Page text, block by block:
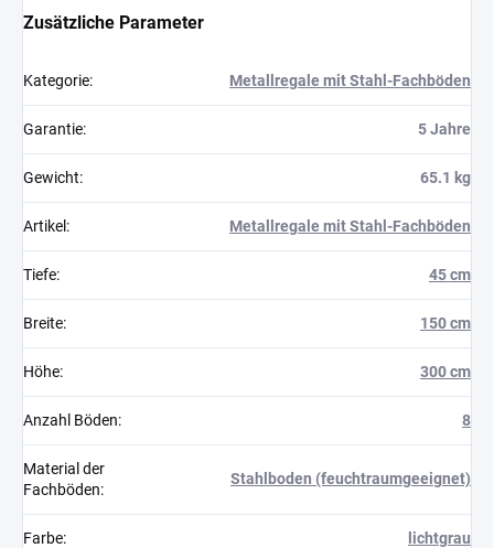
Zusätzliche Parameter
Kategorie: Metallregale mit Stahl-Fachböden
Garantie: 5 Jahre
Gewicht: 65.1 kg
Artikel : Metallregale mit Stahl-Fachböden
Tiefe: 45 cm
Breite: 150 cm
Höhe: 300 cm
Anzahl Böden: 8
Material der
Fachböden:
Stahlboden (feuchtraumgeeignet)
Farbe: lichtgrau